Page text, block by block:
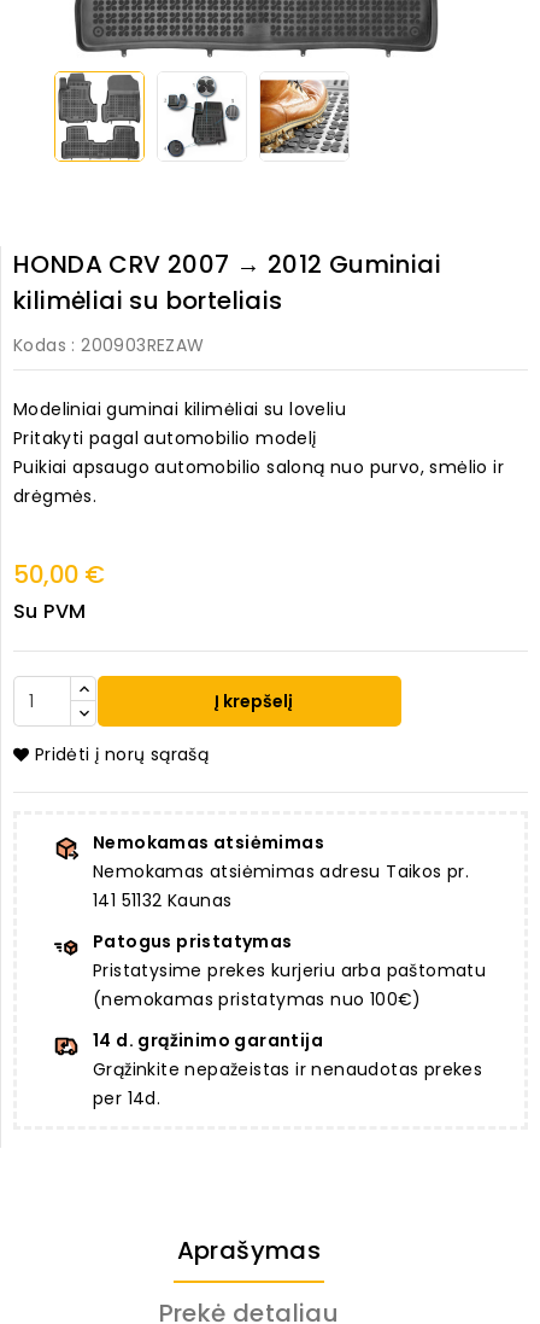
HONDA CRV 2007 → 2012 Guminiai
kilimėliai su borteliais
Kodas : 200903REZAW
Modeliniai guminai kilimėliai su loveliu
Pritakyti pagal automobilio modelį
Puikiai apsaugo automobilio saloną nuo purvo, smėlio ir
drėgmės.
50,00 €
Su PVM
Į krepšelį
Pridėti į norų sąrašą
Nemokamas atsiėmimas
Nemokamas atsiėmimas adresu Taikos pr.
141 51132 Kaunas
Patogus pristatymas
Pristatysime prekes kurjeriu arba paštomatu
(nemokamas pristatymas nuo 100€)
14 d. grąžinimo garantija
Grąžinkite nepažeistas ir nenaudotas prekes
per 14d.
Aprašymas
Prekė detaliau